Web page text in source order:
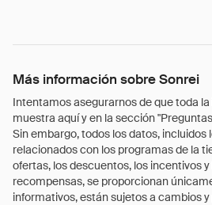
Más información sobre Sonrei
Intentamos asegurarnos de que toda
muestra aquí y en la sección
Sin embargo, todos los datos, incluidos
relacionados con los programas de la
ofertas, los descuentos, los incentivos
recompensas, se proporcionan
informativos, están sujetos a cambios